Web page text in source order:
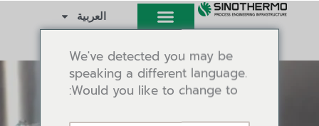
العربية
We've detected you may be
speaking a different language.
Would you like to change to: